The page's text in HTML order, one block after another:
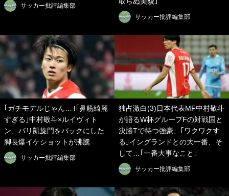
サッカー批評編集部
サッカー批評編集部
｢ガチモデルじゃん…｣｢鼻筋綺麗
すぎる｣中村敬斗×ルイヴィト
ン、パリ凱旋門をバックにした
脚長爆イケショットが沸騰
サッカー批評編集部
独占激白(3)日本代表MF中村敬斗
が語るW杯グループFの対戦国と
決勝Tで待つ強豪、｢ワクワクす
る｣イングランドとの大一番、そ
して…｢一番大事なこと｣
サッカー批評編集部